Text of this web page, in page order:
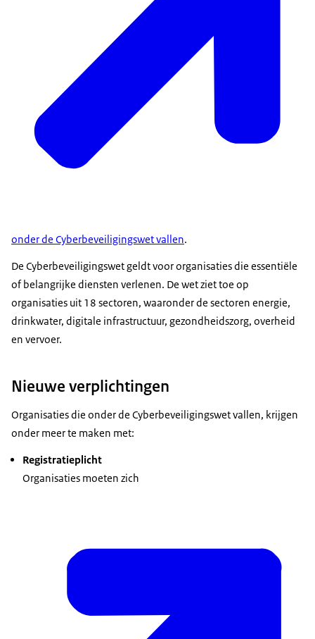
onder de Cyberbeveiligingswet vallen.
De Cyberbeveiligingswet geldt voor organisaties die essentiële
of belangrijke diensten verlenen. De wet ziet toe op
organisaties uit 18 sectoren, waaronder de sectoren energie,
drinkwater, digitale infrastructuur, gezondheidszorg, overheid
en vervoer.
Nieuwe verplichtingen
Organisaties die onder de Cyberbeveiligingswet vallen, krijgen
onder meer te maken met:
Registratieplicht
Organisaties moeten zich